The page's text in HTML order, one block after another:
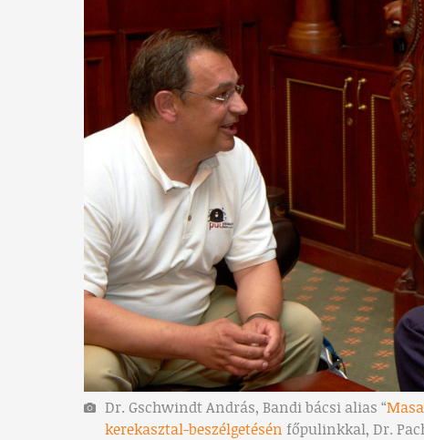
Dr. Gschwindt András, Bandi bácsi alias “
kerekasztal-beszélgetésén főpulinkkal, Dr.